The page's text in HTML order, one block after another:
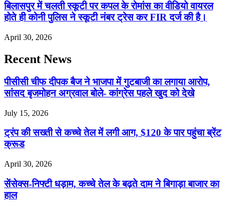
बिलासपुर में चलती स्कूटी पर कपल के रोमांस का वीडियो वायरल
होते ही कोनी पुलिस ने स्कूटी नंबर ट्रेस कर FIR दर्ज की है।
April 30, 2026
Recent News
पीसीसी चीफ दीपक बैज ने भाजपा में गुटबाजी का लगाया आरोप,
सांसद बृजमोहन अग्रवाल बोले- कांग्रेस पहले खुद को देखे
July 15, 2026
ट्रंप की सख्ती से कच्चे तेल में लगी आग, $120 के पार पहुंचा ब्रेंट
क्रूड
April 30, 2026
सेंसेक्स-निफ्टी धड़ाम, कच्चे तेल के बढ़ते दाम ने बिगाड़ा बाजार का
हाल